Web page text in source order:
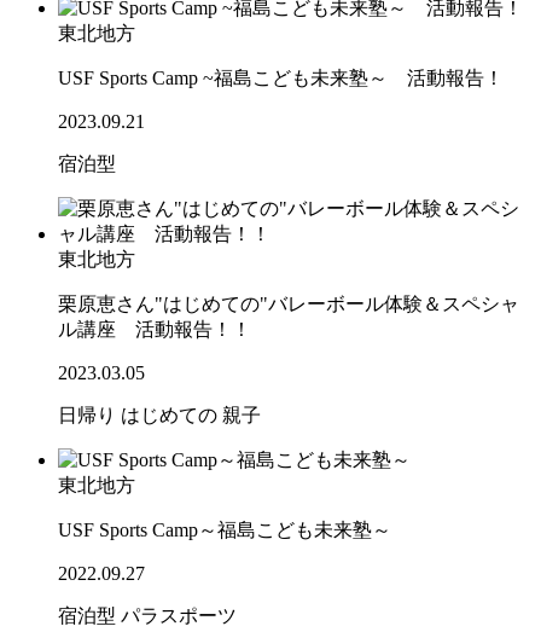
東北地方
USF Sports Camp ~福島こども未来塾～ 活動報告！
2023.09.21
宿泊型
東北地方
栗原恵さん"はじめての"バレーボール体験＆スペシャ
ル講座 活動報告！！
2023.03.05
日帰り はじめての 親子
東北地方
USF Sports Camp～福島こども未来塾～
2022.09.27
宿泊型 パラスポーツ